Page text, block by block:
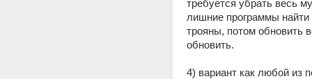
требуется убрать весь
лишние программы
трояны, потом обновить
обновить.
4) вариант как любой из